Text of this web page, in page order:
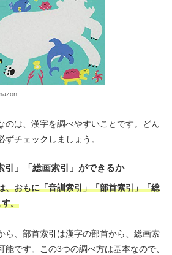
のは、漢字を調べやすいことです。どん
チェックしましょう。
引」「総画索引」ができるか
、おもに「音訓索引」「部首索引」「総
す。
ら、部首索引は漢字の部首から、総画索
能です。この3つの調べ方は基本なので、